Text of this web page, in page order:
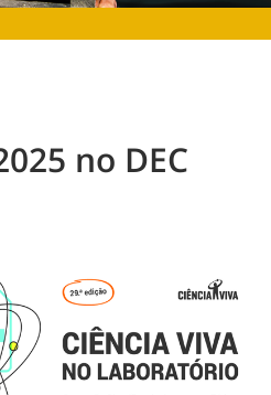
no DEC